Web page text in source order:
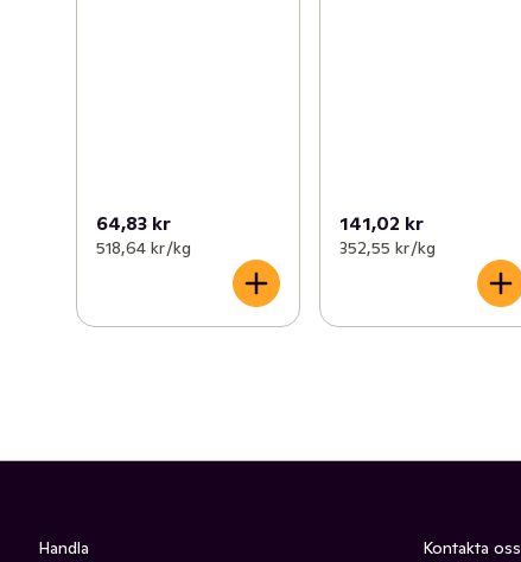
64,83 kr
518,64 kr /kg
141,02 kr
352,55 kr /kg
Handla Kontakta oss